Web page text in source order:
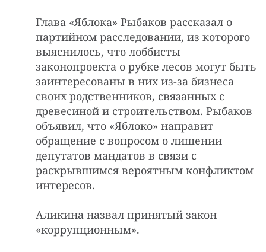
Глава «Яблока» Рыбаков рассказал о
партийном расследовании, из которого
выяснилось, что лоббисты
законопроекта о рубке лесов могут быть
заинтересованы в них из-за бизнеса
своих родственников, связанных с
древесиной и строительством. Рыбаков
объявил, что «Яблоко» направит
обращение с вопросом о лишении
депутатов мандатов в связи с
раскрывшимся вероятным конфликтом
интересов.
Аликина назвал принятый закон
«коррупционным».